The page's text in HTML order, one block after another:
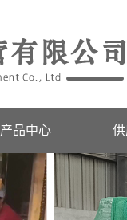
产品中心